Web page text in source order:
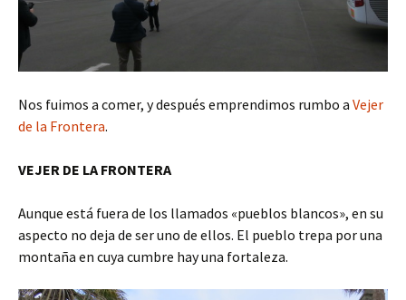
Nos fuimos a comer, y después emprendimos rumbo a Vejer
de la Frontera.
VEJER DE LA FRONTERA
Aunque está fuera de los llamados «pueblos blancos», en su
aspecto no deja de ser uno de ellos. El pueblo trepa por una
montaña en cuya cumbre hay una fortaleza.